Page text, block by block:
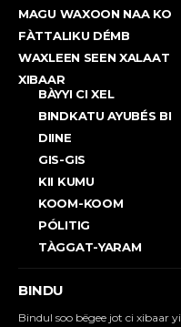
MAGU WAXOON NAA KO
FÀTTALIKU DÉMB
WAXLEEN SEEN XALAAT
XIBAAR
BÀYYI CI XEL
BINDKATU AYUBÉS BI
DIINE
GIS-GIS
KII KUMU
KOOM-KOOM
PÓLITIG
TÀGGAT-YARAM
BINDU
Bindul soo bëgee jot ci xibaar yi